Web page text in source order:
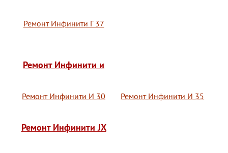
Ремонт Инфинити Г 37
Ремонт Инфинити и
Ремонт Инфинити И 30 Ремонт Инфинити И 35
Ремонт Инфинити JX